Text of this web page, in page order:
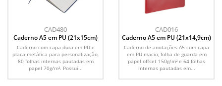
CAD480
Caderno A5 em PU (21x15cm)
Caderno com capa dura em PU e
placa metálica para personalização,
80 folhas internas pautadas em
papel 70g/m². Possui...
CAD016
Caderno A5 em PU (21x14,9cm)
Caderno de anotações A5 com capa
em PU macio, folha de guarda em
papel offset 150g/m² e 64 folhas
internas pautadas em...